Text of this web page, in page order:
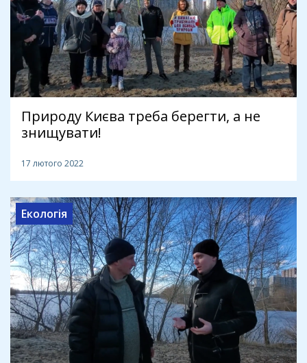
Природу Києва треба берегти, а не
знищувати!
17 лютого 2022
Екологія